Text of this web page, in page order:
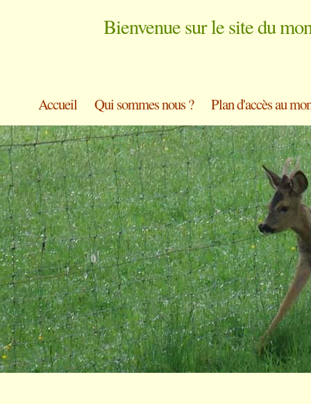
Bienvenue sur le site du
Accueil Qui sommes nous ? Plan d'accès au